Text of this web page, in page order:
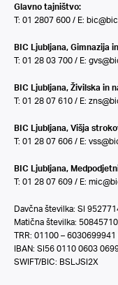
Glavno tajništvo:
T: 01 2807 600 / E:
BIC Ljubljana, Gimnazija
T: 01 28 03 700 / E:
BIC Ljubljana, Živilska in
T: 01 28 07 610 / E:
BIC Ljubljana, Višja
T: 01 28 07 606 / E:
BIC Ljubljana,
T: 01 28 07 609 / E:
Davčna številka: SI
Matična številka:
TRR: 01100 – 6030699941
IBAN: SI56 0110 0603
SWIFT/BIC: BSLJSI2X